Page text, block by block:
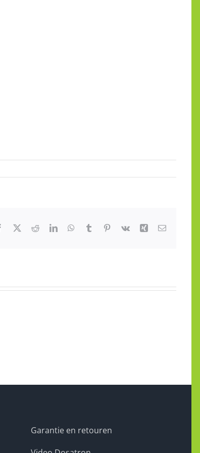
Facebook RedditLinkedInWhatsApp
Tumblr Pinterest
Vk Xing E-
Garantie en retouren